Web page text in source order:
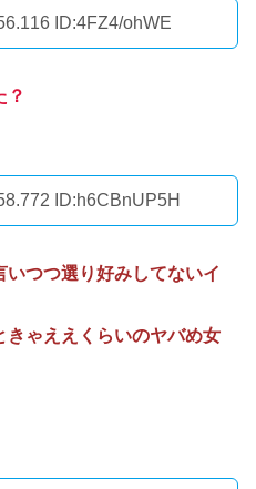
ID:4FZ4/ohWE
？
ID:h6CBnUP5H
つつ選り好みしてないイ
ゃええくらいのヤバめ女